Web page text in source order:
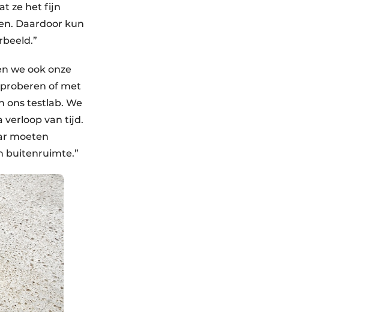
ze het fijn
Daardoor kun
we ook onze
of met
ons testlab. We
verloop van tijd.
moeten
buitenruimte.”